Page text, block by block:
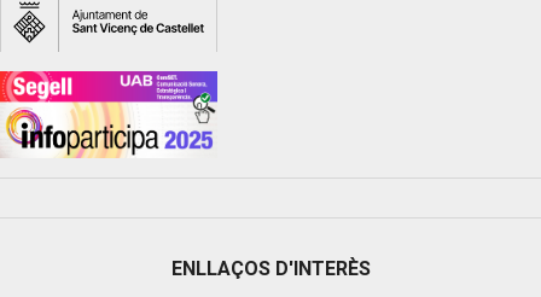
ENLLAÇOS D'INTERÈS